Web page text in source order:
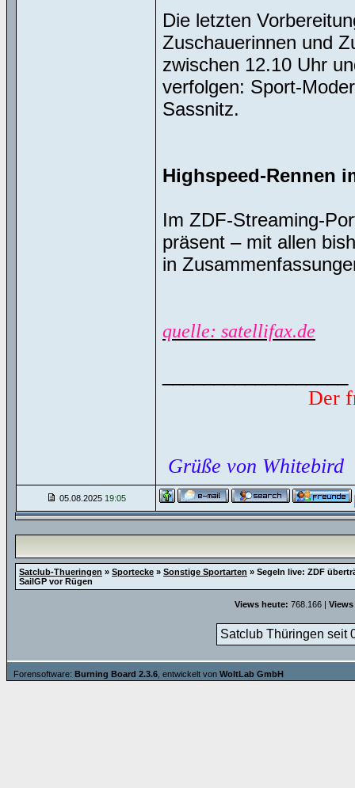
Die letzten
Zuschauerinnen und
zwischen 12.10 Uhr
verfolgen: Sport-
Sassnitz.
Highspeed-Rennen
Im ZDF-Streaming-
präsent – mit allen
in
quelle: satellifax.de
Der
Grüße von Whitebird
05.08.2025 19:05
Satclub-Thueringen » Sportecke » Sonstige Sportarten » Segeln live: ZDF
SailGP vor Rügen
Views heute: 768.166 |
Satclub Thüringen seit
Forensoftware: Burning Board 2.3.6 , entwickelt von WoltLab GmbH